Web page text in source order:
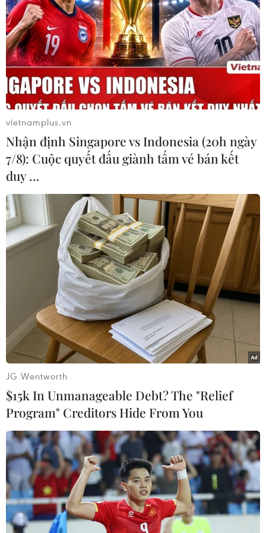
trong khi Nguyễn Quang Hải giành Quả bóng Bạc và
Nguyễn Tiến Linh giành Quả bóng Đồng.
Quang cảnh Gala trao giải Quả
bóng Vàng Việt Nam 2021
16/02/2022 22:49
Tối 16/2, tại Thành phố Hồ Chí Minh, Báo Sài Gòn Giải
Phóng đã tổ chức Gala trao giải Quả bóng Vàng Việt
Nam 2021. Các cầu thủ Hoàng Đức, Huỳnh Như, Văn Ý
đã giành giải Quả bóng Vàng Việt Nam.
vietnamplus.vn
Nhận định Singapore vs Indonesia (20h ngày
7/8): Cuộc quyết đấu giành tấm vé bán kết
duy …
JG Wentworth
$15k In Unmanageable Debt? The "Relief
Program" Creditors Hide From You